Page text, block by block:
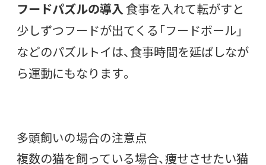
フードパズルの導入食事を入れて転がすと
少しずつフードが出てくる「フードボール」
などのパズルトイは、食事時間を延ばしなが
ら運動にもなります。
多頭飼いの場合の注意点
複数の猫を飼っている場合、痩せさせたい猫